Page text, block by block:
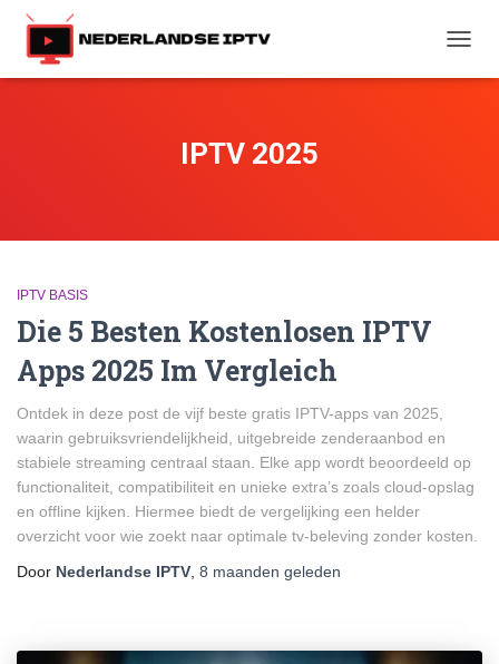
IPTV 2025
IPTV BASIS
Die 5 Besten Kostenlosen IPTV
Apps 2025 Im Vergleich
Ontdek in deze post de vijf beste gratis IPTV-apps van 2025,
waarin gebruiksvriendelijkheid, uitgebreide zenderaanbod en
stabiele streaming centraal staan. Elke app wordt beoordeeld op
functionaliteit, compatibiliteit en unieke extra’s zoals cloud-opslag
en offline kijken. Hiermee biedt de vergelijking een helder
overzicht voor wie zoekt naar optimale tv-beleving zonder kosten.
Door Nederlandse IPTV 8 maanden geleden